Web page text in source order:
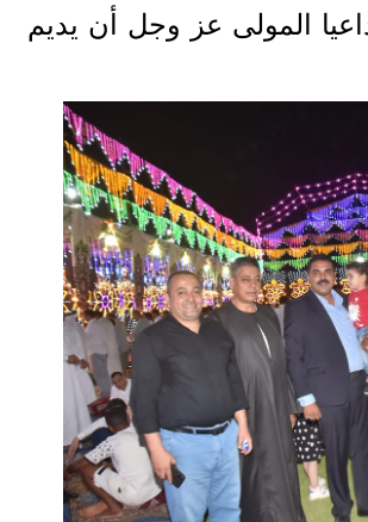
المولى عز وجل أن يديم